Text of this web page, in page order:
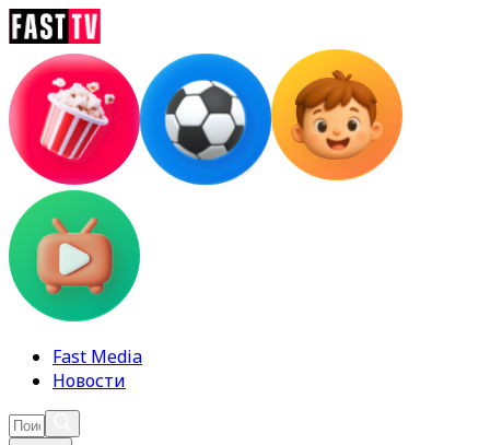
Fast Media
Новости